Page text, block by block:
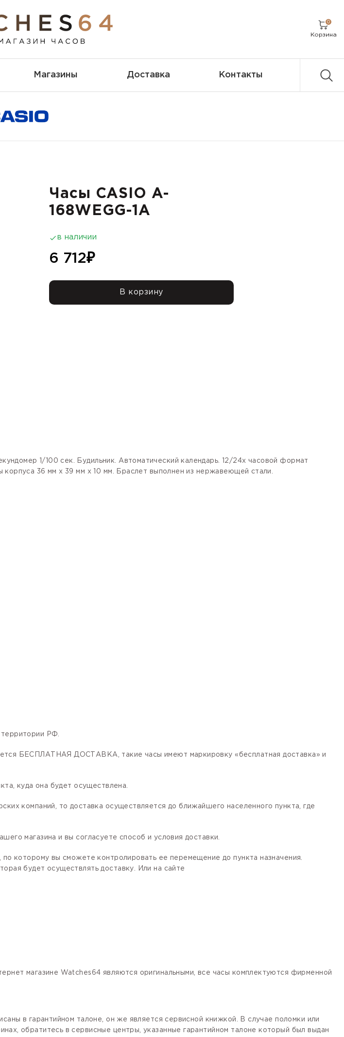
0
Корзина
Магазины Доставка Контакты
Часы CASIO A-
168WEGG-1A
в наличии
6 712₽
В корзину
1/100 сек. Будильник. Автоматический календарь. 12/24х часовой формат
36 мм х 39 мм х 10 мм. Браслет выполнен из нержавеющей стали.
РФ.
БЕСПЛАТНАЯ ДОСТАВКА, такие часы имеют маркировку «бесплатная доставка» и
куда она будет осуществлена.
компаний, то доставка осуществляется до ближайшего населенного пункта, где
магазина и вы согласуете способ и условия доставки.
которому вы сможете контролировать ее перемещение до пункта назначения.
будет осуществлять доставку. Или на сайте
магазине Watches64 являются оригинальными, все часы комплектуются фирменной
в гарантийном талоне, он же является сервисной книжкой. В случае поломки или
обратитесь в сервисные центры, указанные гарантийном талоне который был выдан